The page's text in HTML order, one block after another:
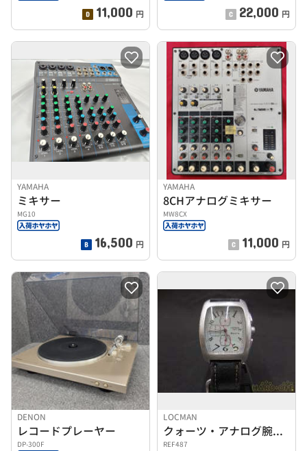
11,000 円 22,000 円
YAMAHA
ミキサー
MG10
16,500 円
YAMAHA
8CHアナログミキサー
MW8CX
11,000 円
DENON
レコードプレーヤー
DP-300F
LOCMAN
クォーツ・アナログ腕時計
REF487